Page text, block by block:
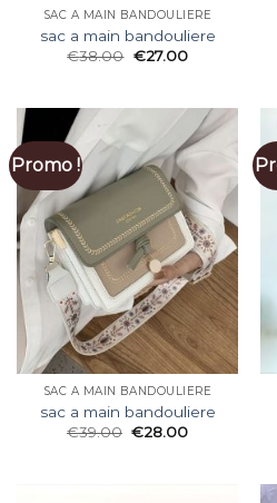
SAC A MAIN BANDOULIERE
sac a main bandouliere
€38.00 €27.00
Promo !
SAC A MAIN BANDOULIERE
sac a main bandouliere
€39.00 €28.00